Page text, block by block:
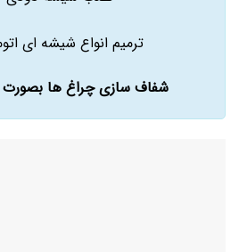
ترمیم انواع شیشه ای
شفاف سازی چراغ ها بصورت